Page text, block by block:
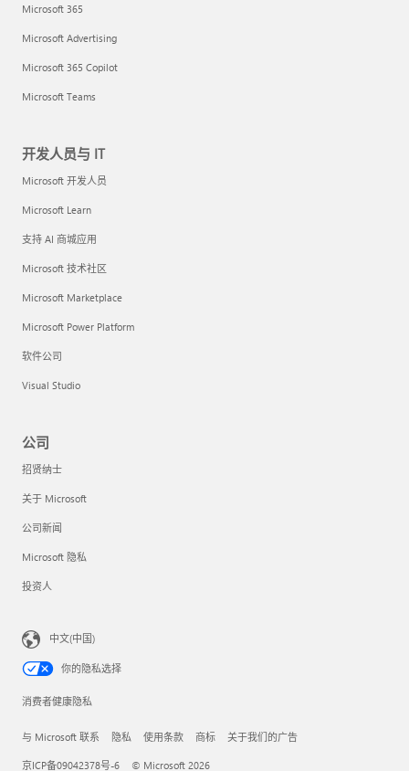
Microsoft 365
Microsoft Advertising
Microsoft 365 Copilot
Microsoft Teams
开发人员与 IT
Microsoft 开发人员
Microsoft Learn
支持 AI 商城应用
Microsoft 技术社区
Microsoft Marketplace
Microsoft Power Platform
软件公司
Visual Studio
公司
招贤纳士
关于 Microsoft
公司新闻
Microsoft 隐私
投资人
中文(中国)
你的隐私选择
消费者健康隐私
与 Microsoft 联系 隐私 使用条款 商标 关于我们的广告
京ICP备09042378号-6 © Microsoft 2026